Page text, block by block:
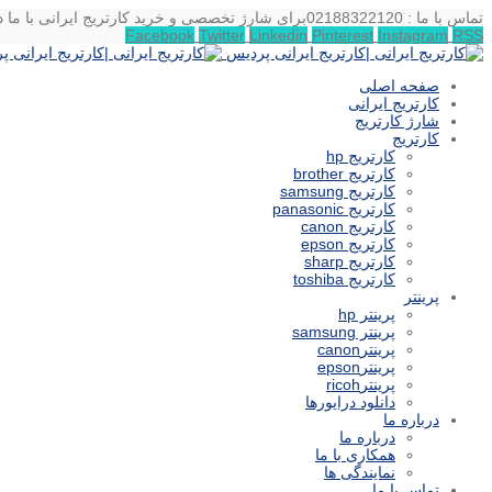
تماس با ما : 02188322120
برای شارژ تخصصی و خرید کارتریج ایرانی با ما
Facebook Twitter Linkedin Pinterest Instagram RSS
صفحه اصلی
کارتریج ایرانی
شارژ کارتریج
کارتریج
کارتریج hp
کارتریج brother
کارتریج samsung
کارتریج panasonic
کارتریج canon
کارتریج epson
کارتریج sharp
کارتریج toshiba
پرینتر
پرینتر hp
پرینتر samsung
پرینترcanon
پرینترepson
پرینترricoh
دانلود درایورها
درباره ما
درباره ما
همکاری با ما
نمایندگی ها